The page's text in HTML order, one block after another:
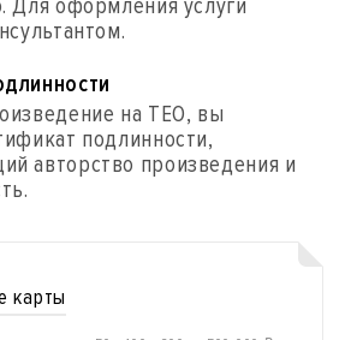
Для оформления услуги
на ТЕО, вы
подлинности,
авторство произведения и
карты